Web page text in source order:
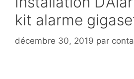
kit alarme
décembre 30, 2019 par